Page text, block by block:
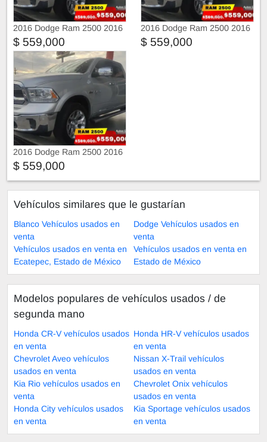
2016 Dodge Ram 2500 2016
$ 559,000
2016 Dodge Ram 2500 2016
$ 559,000
2016 Dodge Ram 2500 2016
$ 559,000
Vehículos similares que le gustarían
Blanco Vehículos usados en
venta
Dodge Vehículos usados en
venta
Vehículos usados en venta en
Ecatepec, Estado de México
Vehículos usados en venta en
Estado de México
Modelos populares de vehículos usados ​​/ de
segunda mano
Honda CR-V vehículos usados
en venta
Honda HR-V vehículos usados
en venta
Chevrolet Aveo vehículos
usados en venta
Nissan X-Trail vehículos
usados en venta
Kia Rio vehículos usados en
venta
Chevrolet Onix vehículos
usados en venta
Honda City vehículos usados
en venta
Kia Sportage vehículos usados
en venta